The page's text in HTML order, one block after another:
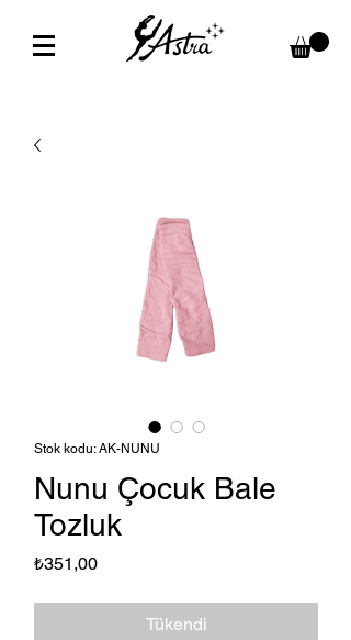
Stok kodu: AK-NUNU
Nunu Çocuk Bale
Tozluk
₺351,00Fiyat
Tükendi